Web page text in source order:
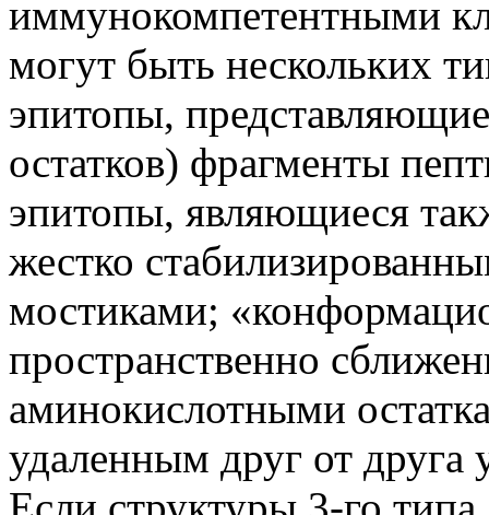
иммунокомпетентными
могут быть нескольких
эпитопы,
остатков) фрагменты
эпитопы, являющиеся
жестко
мостиками;
пространственно
аминокислотными
удаленным друг от друга